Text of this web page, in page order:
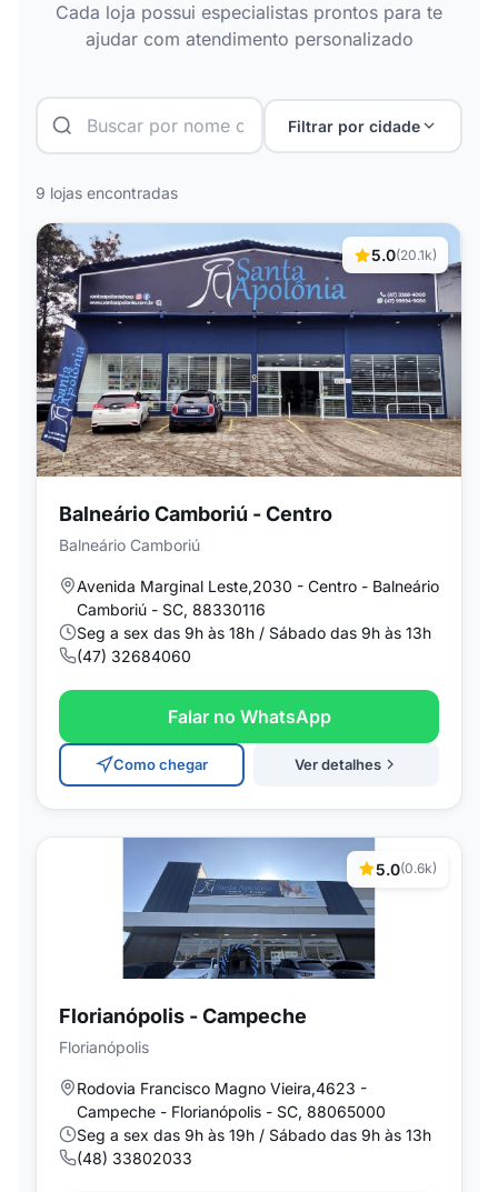
Cada loja possui especialistas prontos para te
ajudar com atendimento personalizado
Filtrar por cidade
9 lojas encontradas
5.0(20.1k)
Balneário Camboriú - Centro
Balneário Camboriú
Avenida Marginal Leste,2030 - Centro - Balneário
Camboriú - SC, 88330116
Seg a sex das 9h às 18h / Sábado das 9h às 13h
(47) 32684060
Falar no WhatsApp
Como chegar Ver detalhes
5.0(0.6k)
Florianópolis - Campeche
Florianópolis
Rodovia Francisco Magno Vieira,4623 -
Campeche - Florianópolis - SC, 88065000
Seg a sex das 9h às 19h / Sábado das 9h às 13h
(48) 33802033